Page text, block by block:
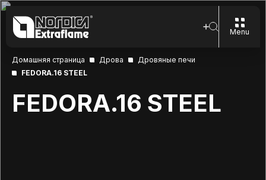
Menu
Домашняя страница Дрова
Дровяные печи
FEDORA.16 STEEL
FEDORA.16 STEEL